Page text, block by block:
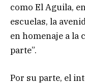
como El Aguila,
escuelas, la
en homenaje a la
parte”.
Por su parte, el